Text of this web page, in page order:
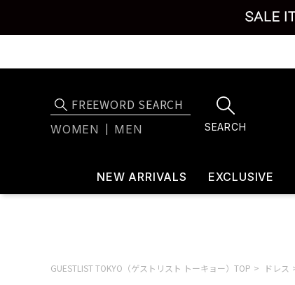
WOMEN MEN SEARCH
NEW ARRIVALS EXCLUSIVE
GUESTLIST TOKYO（ゲストリスト トーキョー）TOP ドレス